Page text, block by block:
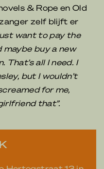
& Rope en Old
zelf blijft er
want to pay the
maybe buy a new
That’s all I need. I
but I wouldn’t
for me,
that”.